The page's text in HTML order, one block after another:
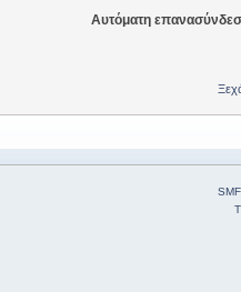
Αυτόματη